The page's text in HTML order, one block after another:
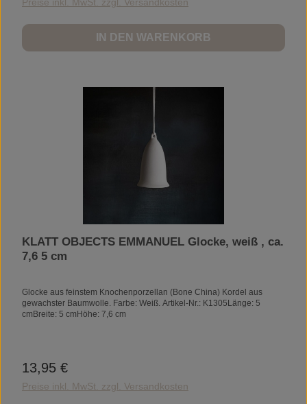
IN DEN WARENKORB
KLATT OBJECTS EMMANUEL Glocke, weiß , ca.
7,6 5 cm
Glocke aus feinstem Knochenporzellan (Bone China) Kordel aus
gewachster Baumwolle. Farbe: Weiß. Artikel-Nr.: K1305Länge: 5
cmBreite: 5 cmHöhe: 7,6 cm
Regulärer Preis:
13,95 €
Preise inkl. MwSt. zzgl. Versandkosten